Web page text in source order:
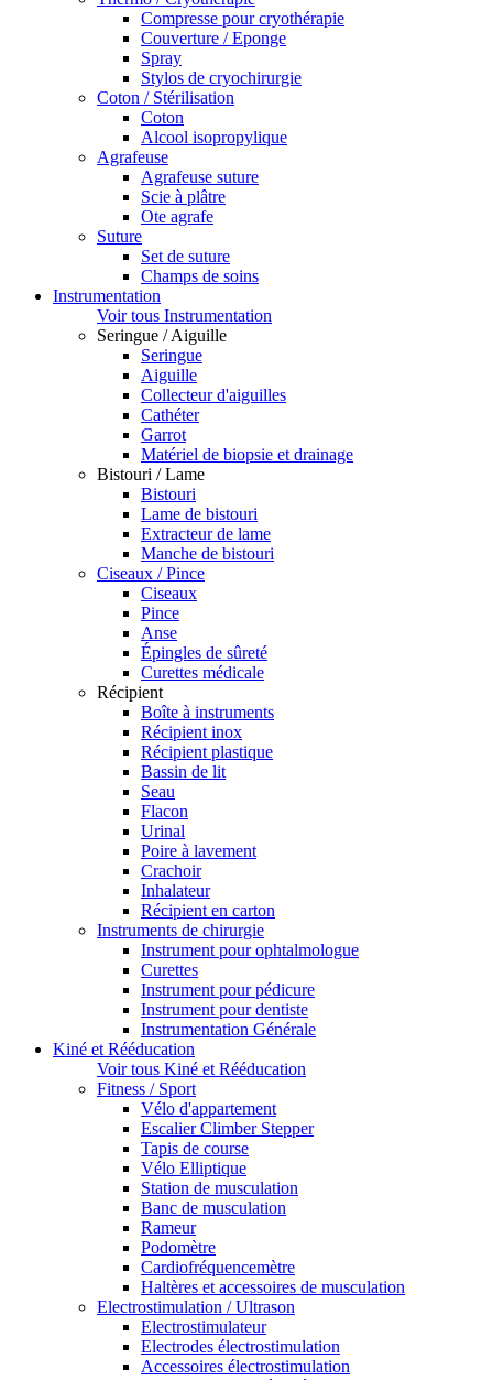
Compresse pour cryothérapie
Couverture / Eponge
Spray
Stylos de cryochirurgie
Coton / Stérilisation
Coton
Alcool isopropylique
Agrafeuse
Agrafeuse suture
Scie à plâtre
Ote agrafe
Suture
Set de suture
Champs de soins
Instrumentation
Voir tous Instrumentation
Seringue / Aiguille
Seringue
Aiguille
Collecteur d'aiguilles
Cathéter
Garrot
Matériel de biopsie et drainage
Bistouri / Lame
Bistouri
Lame de bistouri
Extracteur de lame
Manche de bistouri
Ciseaux / Pince
Ciseaux
Pince
Anse
Épingles de sûreté
Curettes médicale
Récipient
Boîte à instruments
Récipient inox
Récipient plastique
Bassin de lit
Seau
Flacon
Urinal
Poire à lavement
Crachoir
Inhalateur
Récipient en carton
Instruments de chirurgie
Instrument pour ophtalmologue
Curettes
Instrument pour pédicure
Instrument pour dentiste
Instrumentation Générale
Kiné et Rééducation
Voir tous Kiné et Rééducation
Fitness / Sport
Vélo d'appartement
Escalier Climber Stepper
Tapis de course
Vélo Elliptique
Station de musculation
Banc de musculation
Rameur
Podomètre
Cardiofréquencemètre
Haltères et accessoires de musculation
Electrostimulation / Ultrason
Electrostimulateur
Electrodes électrostimulation
Accessoires électrostimulation